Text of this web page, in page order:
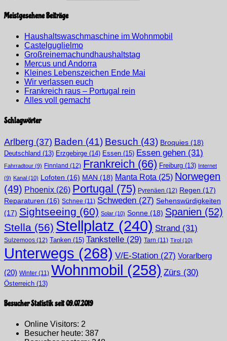
Meistgesehene Beiträge
Haushaltswaschmaschine im Wohnmobil
Castelguglielmo
Großreinemachundhaushaltstag
Mercus und Andorra
Kleines Lebenszeichen Ende Mai
Wir verlassen euch
Frankreich raus – Portugal rein
Alles voll gemacht
Schlagwörter
Arlberg (37) Baden (41) Besuch (43) Broquies (18)
Deutschland (13) Erzgebirge (14) Essen (15) Essen gehen (31)
Fahrradtour (9) Finnland (12) Frankreich (66) Freiburg (13) Internet
(9) Kanal (10) Lofoten (16) MAN (18) Manta Rota (25) Norwegen
(49) Phoenix (26) Portugal (75) Pyrenäen (12) Regen (17)
Reparaturen (16) Schnee (11) Schweden (27) Sehenswürdigkeiten
(17) Sightseeing (60) Solar (10) Sonne (18) Spanien (52)
Stella (56) Stellplatz (240) Strand (31)
Sulzemoos (12) Tanken (15) Tankstelle (29) Tarn (11) Tirol (10)
Unterwegs (268) V/E-Station (27) Vorarlberg
(20) Winter (11) Wohnmobil (258) Zürs (30)
Österreich (13)
Besucher Statistik seit 09.07.2019
Online Visitors: 2
Besucher heute: 387